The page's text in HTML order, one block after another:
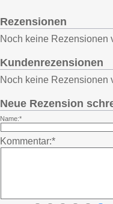
Rezensionen
Noch keine Rezensionen
Kundenrezensionen
Noch keine Rezensionen
Neue Rezension
Name:*
Kommentar:*